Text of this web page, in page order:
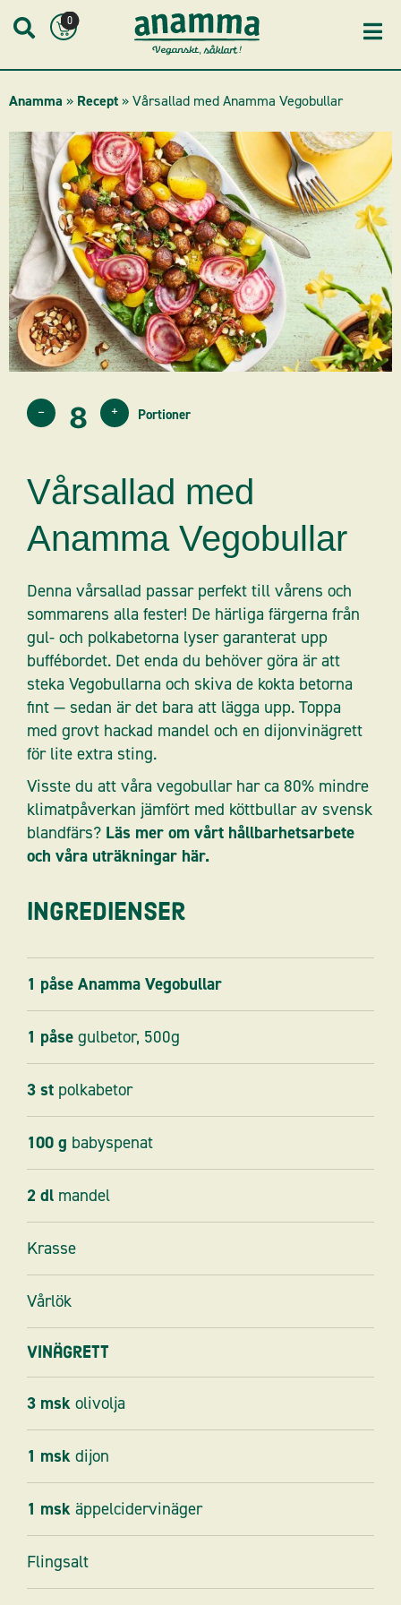
Skip
0
Anamma » Recept»Vårsallad med Anamma Vegobullar
– +
Vårsallad med
Anamma Vegobullar
Denna vårsallad passar perfekt till vårens och
sommarens alla fester! De härliga färgerna från
gul- och polkabetorna lyser garanterat upp
buffébordet. Det enda du behöver göra är att
steka Vegobullarna och skiva de kokta betorna
fint — sedan är det bara att lägga upp. Toppa
med grovt hackad mandel och en dijonvinägrett
för lite extra sting.
Visste du att våra vegobullar har ca 80% mindre
klimatpåverkan jämfört med köttbullar av svensk
blandfärs? Läs mer om vårt hållbarhetsarbete
och våra uträkningar här.
Ingredienser
1 påse Anamma Vegobullar
1 påse gulbetor, 500g
3 st polkabetor
100 g babyspenat
2 dl mandel
Krasse
Vårlök
Vinägrett
3 msk olivolja
1 msk dijon
1 msk äppelcidervinäger
Flingsalt